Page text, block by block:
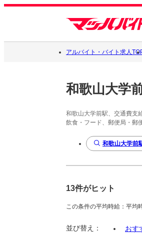
アルバイト・バイト求人
和歌山大学
和歌山大学前駅、交通費支
飲食・フード、郵便局・郵
和歌山大学前
13件がヒット
この条件の平均時給：平均
並び替え： おす